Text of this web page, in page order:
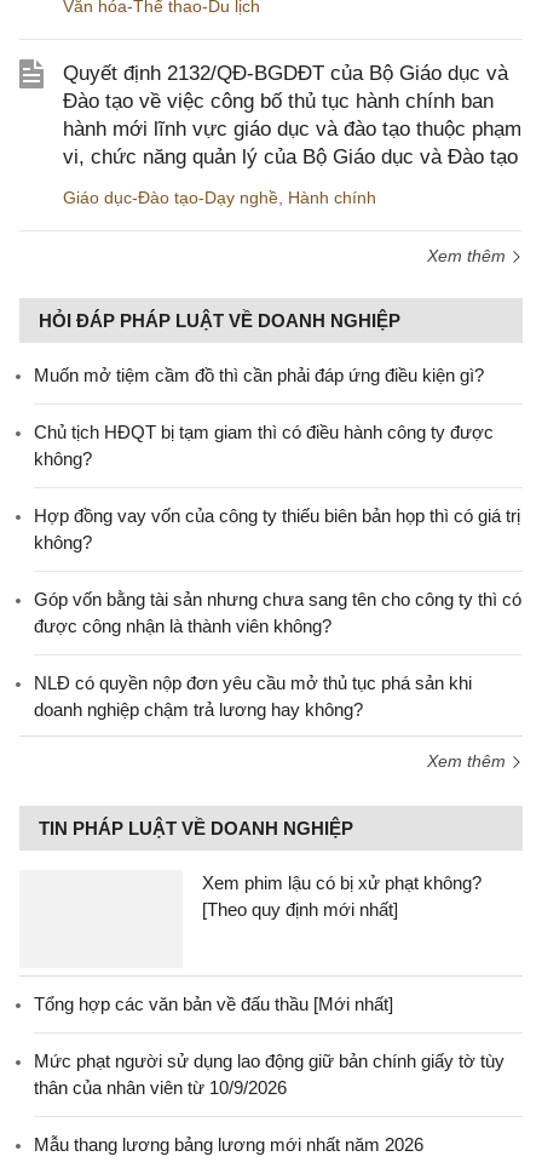
Văn hóa-Thể thao-Du lịch
Quyết định 2132/QĐ-BGDĐT của Bộ Giáo dục và
Đào tạo về việc công bố thủ tục hành chính ban
hành mới lĩnh vực giáo dục và đào tạo thuộc phạm
vi, chức năng quản lý của Bộ Giáo dục và Đào tạo
Giáo dục-Đào tạo-Dạy nghề Hành chính
Xem thêm
HỎI ĐÁP PHÁP LUẬT VỀ DOANH NGHIỆP
Muốn mở tiệm cầm đồ thì cần phải đáp ứng điều kiện gì?
Chủ tịch HĐQT bị tạm giam thì có điều hành công ty được
không?
Hợp đồng vay vốn của công ty thiếu biên bản họp thì có giá trị
không?
Góp vốn bằng tài sản nhưng chưa sang tên cho công ty thì có
được công nhận là thành viên không?
NLĐ có quyền nộp đơn yêu cầu mở thủ tục phá sản khi
doanh nghiệp chậm trả lương hay không?
Xem thêm
TIN PHÁP LUẬT VỀ DOANH NGHIỆP
Xem phim lậu có bị xử phạt không?
[Theo quy định mới nhất]
Tổng hợp các văn bản về đấu thầu [Mới nhất]
Mức phạt người sử dụng lao động giữ bản chính giấy tờ tùy
thân của nhân viên từ 10/9/2026
Mẫu thang lương bảng lương mới nhất năm 2026